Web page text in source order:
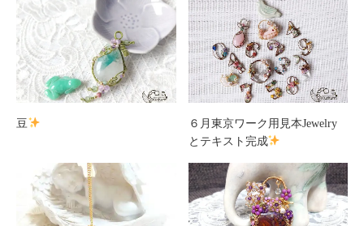
豆
６月東京ワーク用見本Jewelry
とテキスト完成